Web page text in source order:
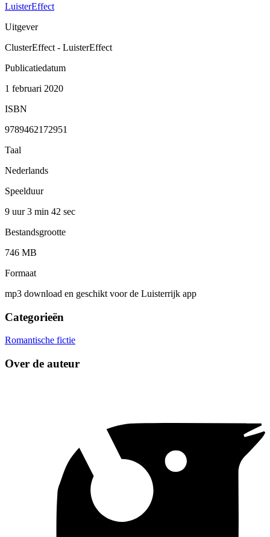
LuisterEffect
Uitgever
ClusterEffect - LuisterEffect
Publicatiedatum
1 februari 2020
ISBN
9789462172951
Taal
Nederlands
Speelduur
9 uur 3 min 42 sec
Bestandsgrootte
746 MB
Formaat
mp3 download en geschikt voor de Luisterrijk app
Categorieën
Romantische fictie
Over de auteur